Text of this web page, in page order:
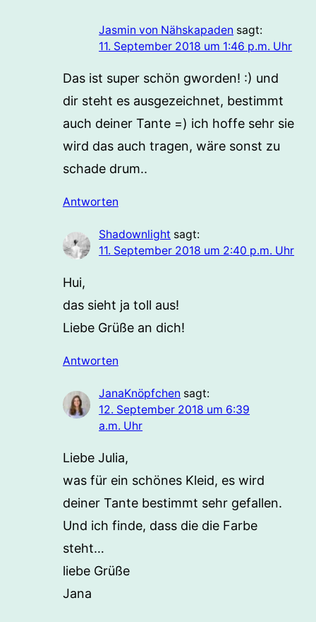
Jasmin von Nähskapaden sagt:
11. September 2018 um 1:46 p.m. Uhr
Das ist super schön gworden! :) und
dir steht es ausgezeichnet, bestimmt
auch deiner Tante =) ich hoffe sehr sie
wird das auch tragen, wäre sonst zu
schade drum..
Antworten
Shadownlight sagt:
11. September 2018 um 2:40 p.m. Uhr
Hui,
das sieht ja toll aus!
Liebe Grüße an dich!
Antworten
JanaKnöpfchen sagt:
12. September 2018 um 6:39
a.m. Uhr
Liebe Julia,
was für ein schönes Kleid, es wird
deiner Tante bestimmt sehr gefallen.
Und ich finde, dass die die Farbe
steht…
liebe Grüße
Jana